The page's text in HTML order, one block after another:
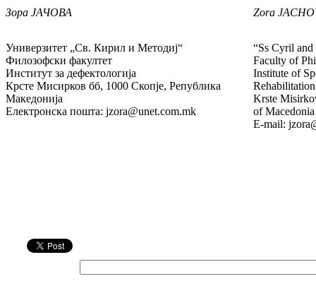
Зора ЈАЧОВА Zora
Универзитет „Св. Кирил и Методиј“
Филозофски факултет
Институт за дефектологија
Крсте Мисирков бб, 1000 Скопје, Република
Македонија
Електронска пошта: jzora@unet.com.mk
“Ss Cyril
Faculty of
Institute of
Rehabilitation
Krste
of Macedonia
E-mail: